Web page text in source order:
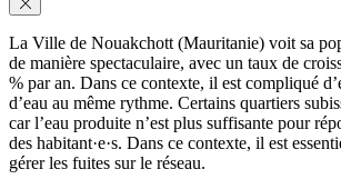
La Ville de Nouakchott (Mauritanie) voit sa
de manière spectaculaire, avec un taux de
% par an. Dans ce contexte, il est compliqué
d’eau au même rythme. Certains quartiers
car l’eau produite n’est plus suffisante pour
des habitant·e·s. Dans ce contexte, il est
gérer les fuites sur le réseau.